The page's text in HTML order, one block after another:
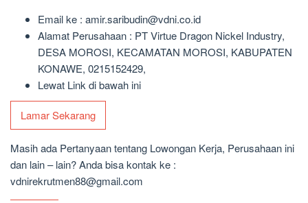
Email ke : amir.saribudin@vdni.co.id
Alamat Perusahaan : PT Virtue Dragon Nickel Industry,
DESA MOROSI, KECAMATAN MOROSI, KABUPATEN
KONAWE, 0215152429,
Lewat Link di bawah ini
Lamar Sekarang
Masih ada Pertanyaan tentang Lowongan Kerja, Perusahaan ini
dan lain – lain? Anda bisa kontak ke :
vdnirekrutmen88@gmail.com